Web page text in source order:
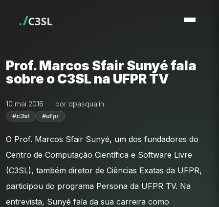
Prof. Marcos Sfair Sunyé fala
sobre o C3SL na UFPR TV
10 mai 2016 por dpasqualin
#c3sl #ufpr
O Prof. Marcos Sfair Sunyé, um dos fundadores do
Centro de Computação Científica e Software Livre
(C3SL), também diretor de Ciências Exatas da UFPR,
participou do programa Persona da UFPR TV. Na
entrevista, Sunyé fala da sua carreira como